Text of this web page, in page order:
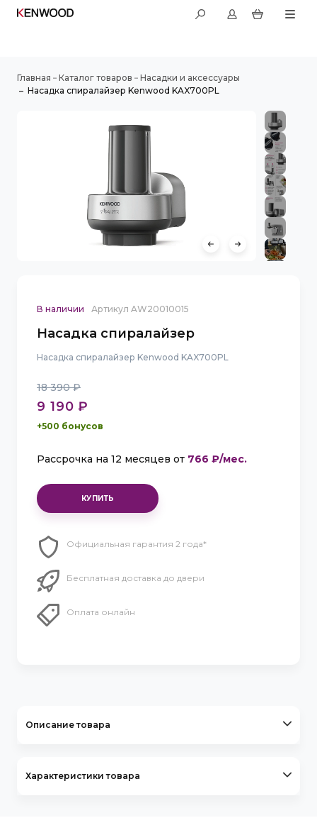
Главная – Каталог товаров – Насадки и аксессуары
– Насадка спиралайзер Kenwood KAX700PL
Описание товара
Характеристики товара
В наличии Артикул AW20010015
Насадка спиралайзер
Насадка спиралайзер Kenwood KAX700PL
18 390 ₽
9 190 ₽
+500 бонусов
Рассрочка на 12 месяцев от 766 ₽/мес.
Официальная гарантия 2 года*
Бесплатная доставка до двери
Оплата онлайн